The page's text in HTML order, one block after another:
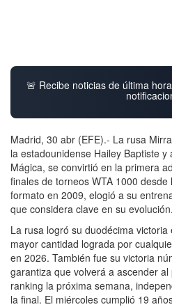
🚨 Recibe noticias de última
Madrid, 30 abr (EFE).- La rusa
la estadounidense Hailey Baptiste
Mágica, se convirtió en la primera
finales de torneos WTA 1000
formato en 2009, elogió a su
que considera clave en su evolución.
La rusa logró su duodécima
mayor cantidad lograda por
en 2026. También fue su victoria
garantiza que volverá a ascender
ranking la próxima semana,
la final. El miércoles cumplió 19